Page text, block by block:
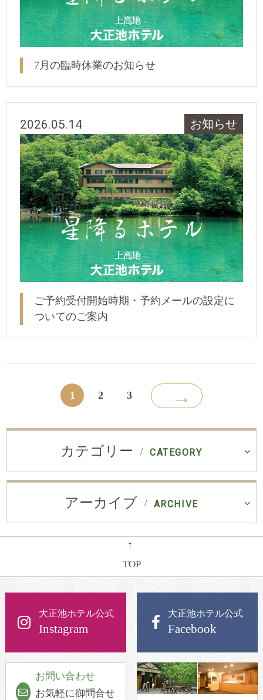
7月の臨時休業のお知らせ
2026.05.14 お知らせ
ご予約受付開始時期・予約メールの設定に
ついてのご案内
1 2 3 →
カテゴリー CATEGORY
アーカイブ ARCHIVE
←
TOP
大正池ホテル公式
Instagram
大正池ホテル公式
Facebook
お問い合わせ
お気軽に御問合せ